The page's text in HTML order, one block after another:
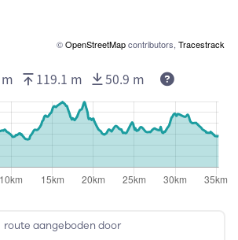
©OpenStreetMapcontributors, Tracestrack
route aangeboden door
119.1 m 50.9 m